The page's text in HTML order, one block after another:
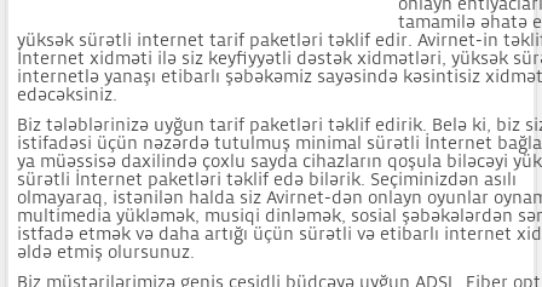
onlayn
tamamilə əhatə
yüksək sürətli internet tarif paketləri təklif edir. Avirnet-in
İnternet xidməti ilə siz keyfiyyətli dəstək xidmətləri, yüksək
internetlə yanaşı etibarlı şəbəkəmiz sayəsində kəsintisiz
edəcəksiniz.
Biz tələblərinizə uyğun tarif paketləri təklif edirik. Belə ki, biz
istifadəsi üçün nəzərdə tutulmuş minimal sürətli İnternet
ya müəssisə daxilində çoxlu sayda cihazların qoşula biləcəyi
sürətli İnternet paketləri təklif edə bilərik. Seçiminizdən asılı
olmayaraq, istənilən halda siz Avirnet-dən onlayn oyunlar
multimedia yükləmək, musiqi dinləmək, sosial şəbəkələrdən
istfadə etmək və daha artığı üçün sürətli və etibarlı internet
əldə etmiş olursunuz.
Biz müştərilərimizə geniş çeşidli büdcəyə uyğun ADSL, Fiber